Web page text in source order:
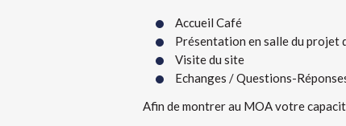
Accueil Café
Présentation en salle du projet
Visite du site
Echanges / Questions-
Afin de montrer au MOA votre